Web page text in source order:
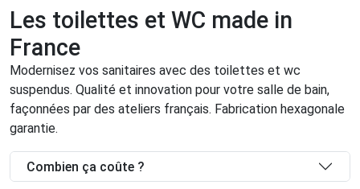
Les toilettes et WC made in
France
Modernisez vos sanitaires avec des toilettes et wc
suspendus. Qualité et innovation pour votre salle de bain,
façonnées par des ateliers français. Fabrication hexagonale
garantie.
Combien ça coûte ?